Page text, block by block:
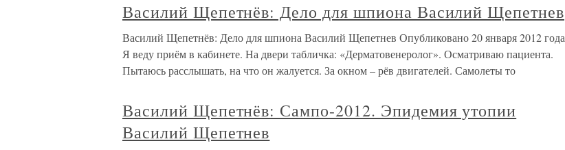
Василий Щепетнёв: Дело для шпиона Василий Щепетнев
Василий Щепетнёв: Дело для шпиона Василий Щепетнев Опубликовано 20 января 2012 года
Я веду приём в кабинете. На двери табличка: «Дерматовенеролог». Осматриваю пациента.
Пытаюсь расслышать, на что он жалуется. За окном – рёв двигателей. Самолеты то
Василий Щепетнёв: Сампо-2012. Эпидемия утопии
Василий Щепетнев